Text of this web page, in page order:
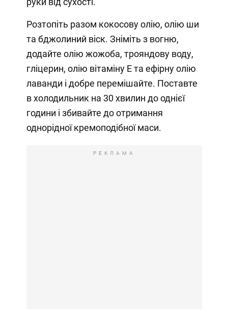
Розтопіть разом кокосову олію, олію ши
та бджолиний віск. Зніміть з вогню,
додайте олію жожоба, трояндову воду,
гліцерин, олію вітаміну Е та ефірну олію
лаванди і добре перемішайте. Поставте
в холодильник на 30 хвилин до однієї
години і збивайте до отримання
однорідної кремоподібної маси.
РЕКЛАМА